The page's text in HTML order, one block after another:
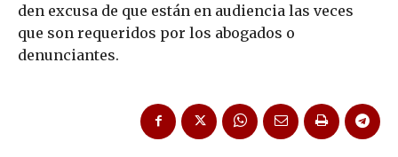
den excusa de que están en audiencia las veces
que son requeridos por los abogados o
denunciantes.